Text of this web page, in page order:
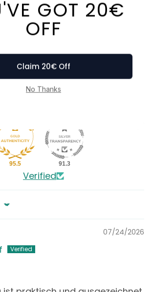
4.17 out of 5
on 23 reviews
3
0
95.5 91.3
Verified
07/24/2026